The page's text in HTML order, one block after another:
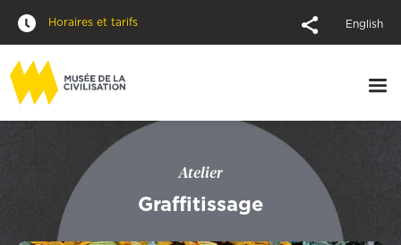
Horaires et tarifs English
Atelier
Graffitissage